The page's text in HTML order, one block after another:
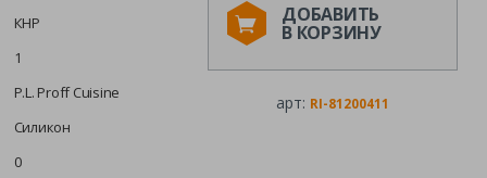
КНР
1
P.L. Proff Cuisine
Силикон
0
ДОБАВИТЬ
В КОРЗИНУ
арт: RI-81200411